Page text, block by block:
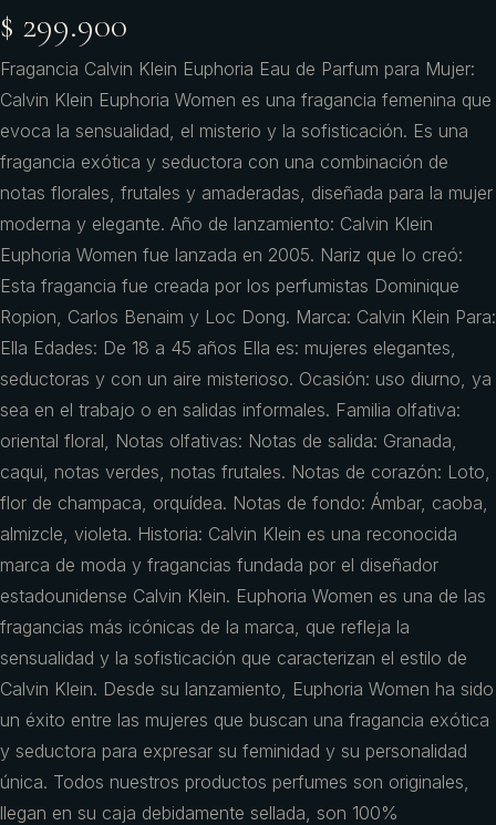
$ 299.900
Fragancia Calvin Klein Euphoria Eau de Parfum para Mujer:
Calvin Klein Euphoria Women es una fragancia femenina que
evoca la sensualidad, el misterio y la sofisticación. Es una
fragancia exótica y seductora con una combinación de
notas florales, frutales y amaderadas, diseñada para la mujer
moderna y elegante. Año de lanzamiento: Calvin Klein
Euphoria Women fue lanzada en 2005. Nariz que lo creó:
Esta fragancia fue creada por los perfumistas Dominique
Ropion, Carlos Benaim y Loc Dong. Marca: Calvin Klein Para:
Ella Edades: De 18 a 45 años Ella es: mujeres elegantes,
seductoras y con un aire misterioso. Ocasión: uso diurno, ya
sea en el trabajo o en salidas informales. Familia olfativa:
oriental floral, Notas olfativas: Notas de salida: Granada,
caqui, notas verdes, notas frutales. Notas de corazón: Loto,
flor de champaca, orquídea. Notas de fondo: Ámbar, caoba,
almizcle, violeta. Historia: Calvin Klein es una reconocida
marca de moda y fragancias fundada por el diseñador
estadounidense Calvin Klein. Euphoria Women es una de las
fragancias más icónicas de la marca, que refleja la
sensualidad y la sofisticación que caracterizan el estilo de
Calvin Klein. Desde su lanzamiento, Euphoria Women ha sido
un éxito entre las mujeres que buscan una fragancia exótica
y seductora para expresar su feminidad y su personalidad
única. Todos nuestros productos perfumes son originales,
llegan en su caja debidamente sellada, son 100%